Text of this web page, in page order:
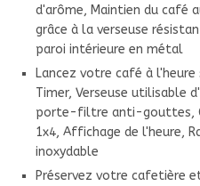
d'arôme, Maintien du café
grâce à la verseuse
paroi intérieure en métal
Lancez votre café à
Timer, Verseuse utilisable
porte-filtre anti-gouttes,
1x4, Affichage de l'heure,
inoxydable
Préservez votre cafetière